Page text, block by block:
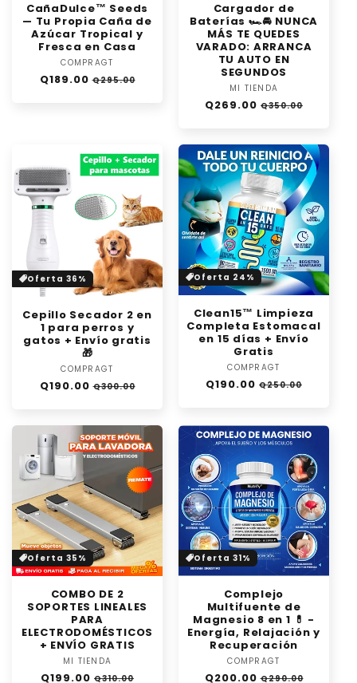
CañaDulce™ Seeds
— Tu Propia Caña de
Azúcar Tropical y
Fresca en Casa
Proveedor:
COMPRAGT
Precio
Q189.00 Precio
Q295.00
Cargador de
Baterías 🏎️🚘 NUNCA
MÁS TE QUEDES
VARADO: ARRANCA
TU AUTO EN
SEGUNDOS
Proveedor:
MI TIENDA
Precio
Q269.00 Precio
Q350.00
Oferta 36%
Cepillo Secador 2 en
1 para perros y
gatos + Envío gratis
🎁
Proveedor:
COMPRAGT
Precio
Q190.00 Precio
Q300.00
Oferta 24%
Clean15™ Limpieza
Completa Estomacal
en 15 días + Envío
Gratis
Proveedor:
COMPRAGT
Precio
Q190.00 Precio
Q250.00
Oferta 35%
COMBO DE 2
SOPORTES LINEALES
PARA
ELECTRODOMÉSTICOS
+ ENVÍO GRATIS
Proveedor:
MI TIENDA
Precio
Q199.00 Precio
Q310.00
Oferta 31%
Complejo
Multifuente de
Magnesio 8 en 1 💊 -
Energía, Relajación y
Recuperación
Proveedor:
COMPRAGT
Precio
Q200.00 Precio
Q290.00